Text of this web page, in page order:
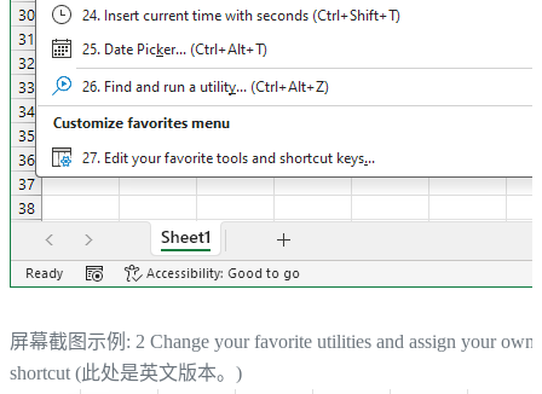
屏幕截图示例: 2 Change your favorite utilities and assign your own
shortcut (此处是英文版本。)